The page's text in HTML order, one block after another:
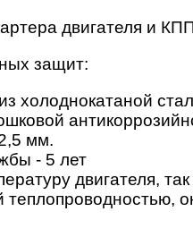
двигателя и
защит:
холоднокатаной
мм.
- 5 лет
двигателя,